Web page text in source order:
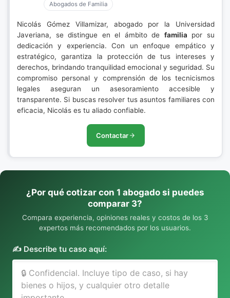
Abogados de Familia
Nicolás Gómez Villamizar, abogado por la Universidad
Javeriana, se distingue en el ámbito de familia por su
dedicación y experiencia. Con un enfoque empático y
estratégico, garantiza la protección de tus intereses y
derechos, brindando tranquilidad emocional y seguridad. Su
compromiso personal y comprensión de los tecnicismos
legales aseguran un asesoramiento accesible y
transparente. Si buscas resolver tus asuntos familiares con
eficacia, Nicolás es tu aliado confiable.
Contactar
¿Por qué cotizar con 1 abogado si puedes
comparar 3?
Compara experiencia, opiniones reales y costos de los 3
expertos más recomendados por los usuarios.
✍️ Describe tu caso aquí: